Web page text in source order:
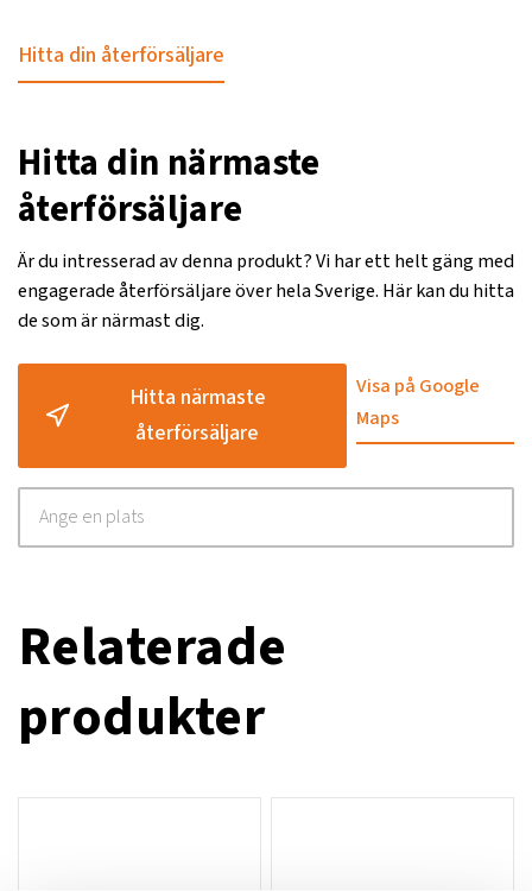
Hitta din återförsäljare
Hitta din närmaste
återförsäljare
Är du intresserad av denna produkt? Vi har ett helt gäng med
engagerade återförsäljare över hela Sverige. Här kan du hitta
de som är närmast dig.
Hitta närmaste
återförsäljare
Visa på Google
Maps
Relaterade
produkter